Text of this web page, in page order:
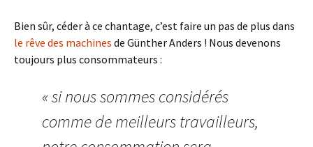
Bien sûr, céder à ce chantage, c’est faire un pas de plus dans
le rêve des machines de Günther Anders ! Nous devenons
toujours plus consommateurs :
« si nous sommes considérés
comme de meilleurs travailleurs,